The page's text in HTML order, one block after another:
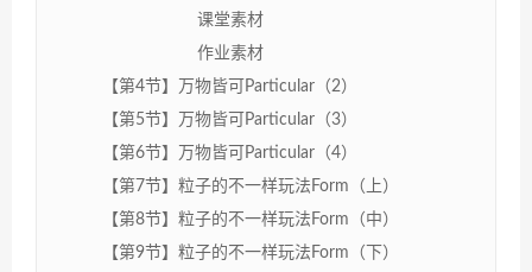
课堂素材
作业素材
【第4节】万物皆可Particular（2）
【第5节】万物皆可Particular（3）
【第6节】万物皆可Particular（4）
【第7节】粒子的不一样玩法Form（上）
【第8节】粒子的不一样玩法Form（中）
【第9节】粒子的不一样玩法Form（下）